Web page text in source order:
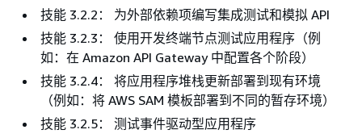
技能 3.2.2： 为外部依赖项编写集成测试和模拟 API
技能 3.2.3： 使用开发终端节点测试应用程序（例
如：在 Amazon API Gateway 中配置各个阶段）
技能 3.2.4： 将应用程序堆栈更新部署到现有环境
（例如：将 AWS SAM 模板部署到不同的暂存环境）
技能 3.2.5： 测试事件驱动型应用程序